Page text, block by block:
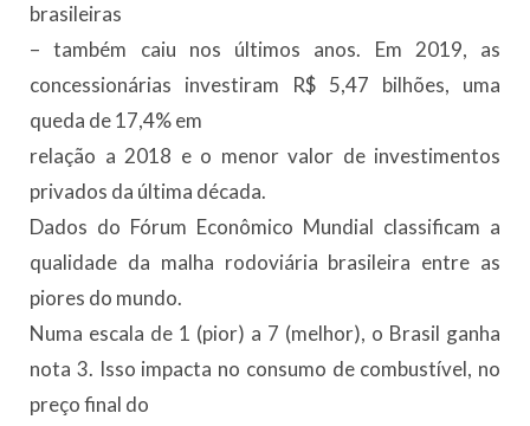
brasileiras
– também caiu nos últimos anos. Em 2019, as
concessionárias investiram R$ 5,47 bilhões, uma
queda de 17,4% em
relação a 2018 e o menor valor de investimentos
privados da última década.
Dados do Fórum Econômico Mundial classificam a
qualidade da malha rodoviária brasileira entre as
piores do mundo.
Numa escala de 1 (pior) a 7 (melhor), o Brasil ganha
nota 3. Isso impacta no consumo de combustível, no
preço final do